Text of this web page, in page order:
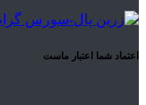
اعتماد شما اعتبار ماست